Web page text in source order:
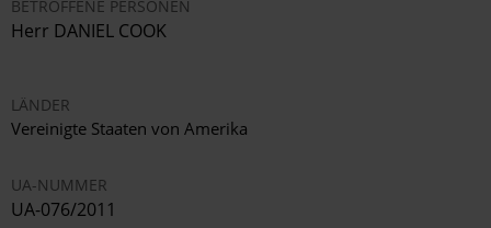
BETROFFENE PERSONEN
Herr DANIEL COOK
LÄNDER
Vereinigte Staaten von Amerika
UA-NUMMER
UA-076/2011